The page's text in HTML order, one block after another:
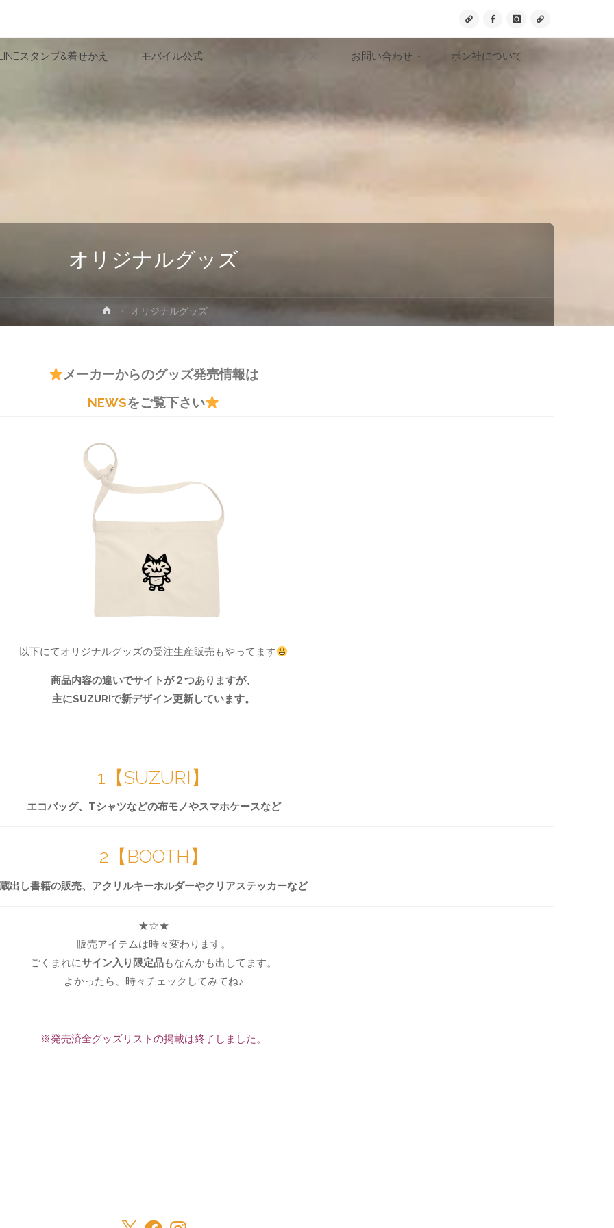
スタンプ&着せかえ モバイル公式 お問い合わせ ボン社について
オリジナルグッズ
ホ
ー
オリジナルグッズ
メーカーからのグッズ発売情報は
NEWSをご覧下さい
以下にてオリジナルグッズの受注生産販売もやってます
商品内容の違いでサイトが２つありますが、
主にSUZURIで新デザイン更新しています。
1【SUZURI】
エコバッグ、Tシャツなどの布モノやスマホケースなど
2【BOOTH】
蔵出し書籍の販売、アクリルキーホルダーやクリアステッカーなど
★☆★
販売アイテムは時々変わります。
ごくまれにサイン入り限定品もなんかも出してます。
よかったら、時々チェックしてみてね♪
※発売済全グッズリストの掲載は終了しました。
X FacebookInstagram